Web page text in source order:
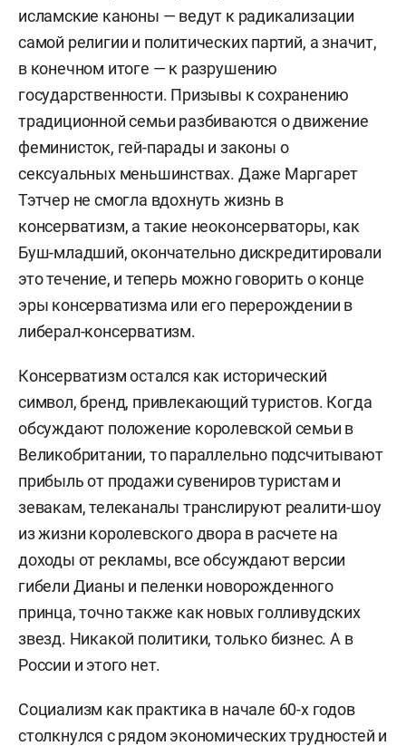
исламские каноны — ведут к радикализации
самой религии и политических партий, а значит,
в конечном итоге — к разрушению
государственности. Призывы к сохранению
традиционной семьи разбиваются о движение
феминисток, гей-парады и законы о
сексуальных меньшинствах. Даже Маргарет
Тэтчер не смогла вдохнуть жизнь в
консерватизм, а такие неоконсерваторы, как
Буш-младший, окончательно дискредитировали
это течение, и теперь можно говорить о конце
эры консерватизма или его перерождении в
либерал-консерватизм.
Консерватизм остался как исторический
символ, бренд, привлекающий туристов. Когда
обсуждают положение королевской семьи в
Великобритании, то параллельно подсчитывают
прибыль от продажи сувениров туристам и
зевакам, телеканалы транслируют реалити-шоу
из жизни королевского двора в расчете на
доходы от рекламы, все обсуждают версии
гибели Дианы и пеленки новорожденного
принца, точно также как новых голливудских
звезд. Никакой политики, только бизнес. А в
России и этого нет.
Социализм как практика в начале 60-х годов
столкнулся с рядом экономических трудностей и